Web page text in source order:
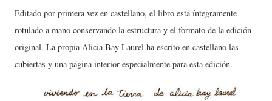
Editado por primera vez en castellano, el libro está íntegramente
rotulado a mano conservando la estructura y el formato de la edición
original. La propia Alicia Bay Laurel ha escrito en castellano las
cubiertas y una página interior especialmente para esta edición.